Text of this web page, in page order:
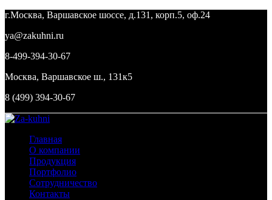
г.Москва, Варшавское шоссе, д.131, корп.5, оф.24
ya@zakuhni.ru
8-499-394-30-67
Москва, Варшавское ш., 131к5
8 (499) 394-30-67
Главная
О компании
Продукция
Портфолио
Сотрудничество
Контакты